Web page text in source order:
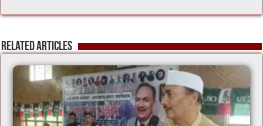
e
b
o
o
k
tt
er
ai
l
at
sA
p
p
Related Articles